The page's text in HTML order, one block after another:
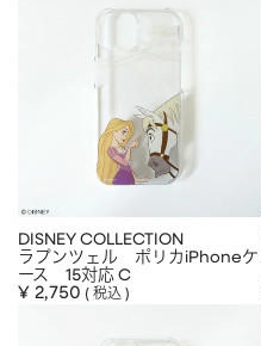
キーホルダー・チャーム
その他
モバイル
ALL
I PHONE CASE iPhoneケース
DISNEY COLLECTION
ラプンツェル ポリカiPhoneケ
ース 15対応 C
¥ 2,750 税込